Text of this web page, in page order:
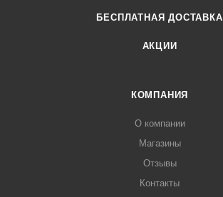
БЕСПЛАТНАЯ ДОСТАВКА
АКЦИИ
КОМПАНИЯ
О компании
Магазины
Отзывы
Контакты